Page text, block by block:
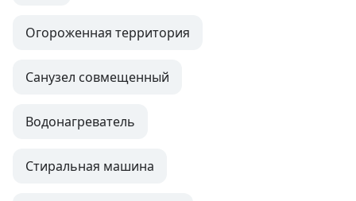
Огороженная территория
Санузел совмещенный
Водонагреватель
Стиральная машина